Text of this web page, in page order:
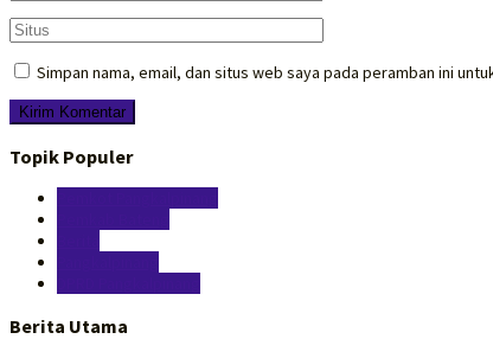
Simpan nama, email, dan situs web saya pada peramban ini
Topik Populer
Berita Utama